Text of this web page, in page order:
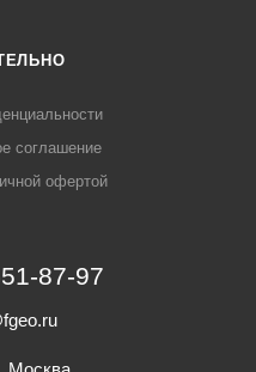
соглашение
офертой
87-97